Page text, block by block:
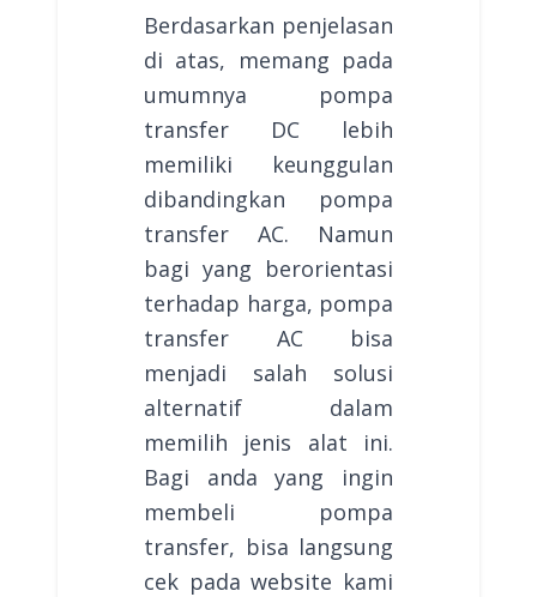
Berdasarkan penjelasan
di atas, memang pada
umumnya pompa
transfer DC lebih
memiliki keunggulan
dibandingkan pompa
transfer AC. Namun
bagi yang berorientasi
terhadap harga, pompa
transfer AC bisa
menjadi salah solusi
alternatif dalam
memilih jenis alat ini.
Bagi anda yang ingin
membeli pompa
transfer, bisa langsung
cek pada website kami